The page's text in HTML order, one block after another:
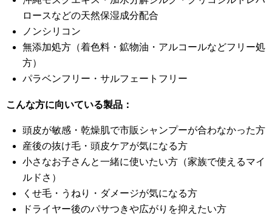
ロースなどの天然保湿成分配合
ノンシリコン
無添加処方（着色料・鉱物油・アルコールなどフリー処
方）
パラベンフリー・サルフェートフリー
こんな方に向いている製品：
頭皮が敏感・乾燥肌で市販シャンプーが合わなかった方
産後の抜け毛・頭皮ケアが気になる方
小さなお子さんと一緒に使いたい方（家族で使えるマイ
ルドさ）
くせ毛・うねり・ダメージが気になる方
ドライヤー後のパサつきや広がりを抑えたい方